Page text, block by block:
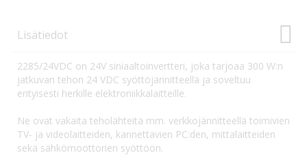
Lisätiedot
2285/24VDC on 24V siniaaltoinvertteri, joka tarjoaa 300 W:n
jatkuvan tehon 24 VDC syöttöjännitteellä ja soveltuu
erityisesti herkille elektroniikkalaitteille.
Ne ovat vakaita teholähteitä mm. verkkojännitteellä toimivien
TV- ja videolaitteiden, kannettavien PC:den, mittalaitteiden
sekä sähkömoottorien syöttöön.